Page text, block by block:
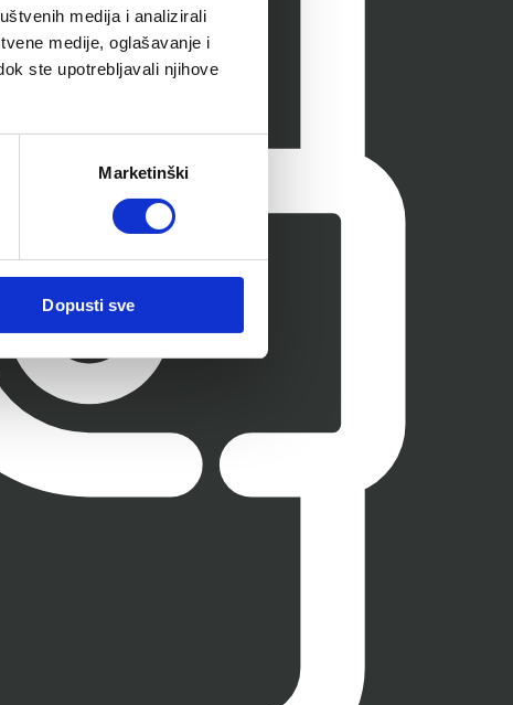
medija i analizirali
medije, oglašavanje i
ste upotrebljavali njihove
Marketinški
Dopusti sve